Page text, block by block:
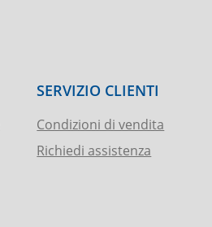
SERVIZIO CLIENTI
Condizioni di vendita
Richiedi assistenza